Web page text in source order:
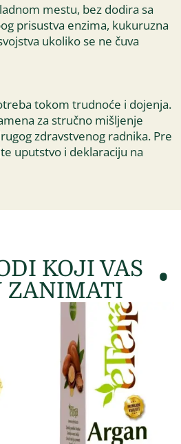
mestu, bez dodira sa
prisustva enzima, kukuruzna
ukoliko se ne čuva
tokom trudnoće i dojenja.
za stručno mišljenje
zdravstvenog radnika. Pre
uputstvo i deklaraciju na
KOJI VAS
ZANIMATI